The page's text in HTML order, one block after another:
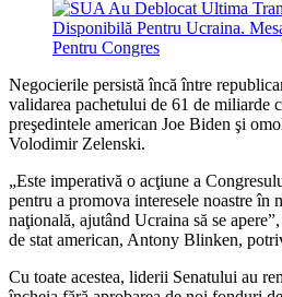
Negocierile persistă încă între
validarea pachetului de 61 de miliarde
preşedintele american Joe Biden şi
Volodimir Zelenski.
„Este imperativă o acţiune a
pentru a promova interesele noastre în
naţională, ajutând Ucraina să se
de stat american, Antony Blinken,
Cu toate acestea, liderii Senatului au